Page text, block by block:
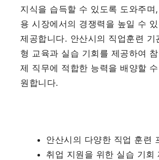
지식을 습득할 수 있도록 도와주며
용 시장에서의 경쟁력을 높일 수
제공합니다. 안산시의 직업훈련 기
형 교육과 실습 기회를 제공하여
제 직무에 적합한 능력을 배양할
원합니다.
안산시의 다양한 직업 훈련
취업 지원을 위한 실습 기회